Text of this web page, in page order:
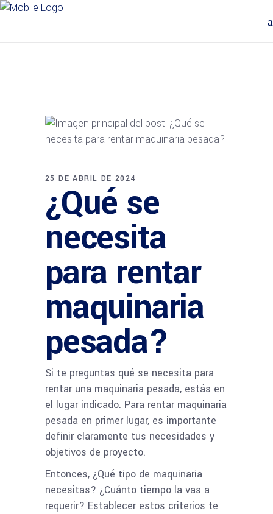
25 DE ABRIL DE 2024
¿Qué se
necesita
para rentar
maquinaria
pesada?
Si te preguntas qué se necesita para
rentar una maquinaria pesada, estás en
el lugar indicado. Para rentar maquinaria
pesada en primer lugar, es importante
definir claramente tus necesidades y
objetivos de proyecto.
Entonces, ¿Qué tipo de maquinaria
necesitas? ¿Cuánto tiempo la vas a
requerir? Establecer estos criterios te